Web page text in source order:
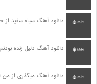
دانلود آهنگ سیاه سفید از
دانلود آهنگ دلیل زنده
دانلود آهنگ میگذری از